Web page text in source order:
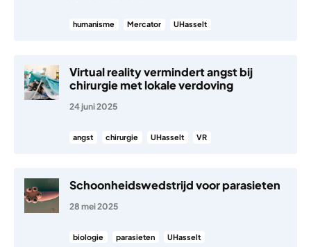
humanisme Mercator UHasselt
Virtual reality vermindert angst bij
chirurgie met lokale verdoving
24 juni 2025
angst chirurgie UHasselt VR
Schoonheidswedstrijd voor parasieten
28 mei 2025
biologie parasieten UHasselt